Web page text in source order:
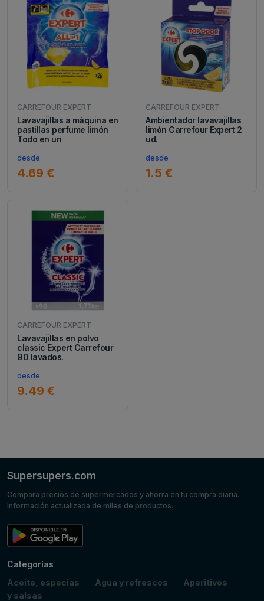
CARREFOUR EXPERT
Lavavajillas a máquina en
pastillas perfume limón
Todo en un
desde
4.69 €
CARREFOUR EXPERT
Ambientador lavavajillas
limón Carrefour Expert 2
ud.
desde
1.5 €
CARREFOUR EXPERT
Lavavajillas en polvo
classic Expert Carrefour
90 lavados.
desde
9.49 €
Supersupers.com
Compara precios de supermercados y ahorra en tu compra diaria.
Información actualizada de miles de productos.
Categorías
Aceite, especias
y salsas
Agua y refrescos Aperitivos